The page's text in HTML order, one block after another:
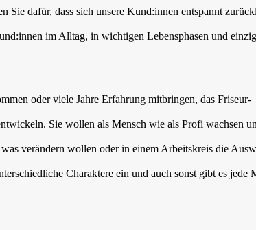
Sie dafür, dass sich unsere Kund:innen entspannt
im Alltag, in wichtigen Lebensphasen und
oder viele Jahre Erfahrung mitbringen, das Friseur-
Sie wollen als Mensch wie als Profi wachsen
verändern wollen oder in einem Arbeitskreis die
Charaktere ein und auch sonst gibt es jede